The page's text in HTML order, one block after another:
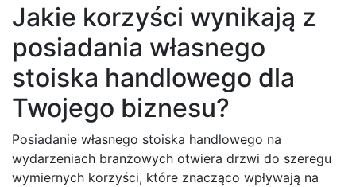
Jakie korzyści wynikają z
posiadania własnego
stoiska handlowego dla
Twojego biznesu?
Posiadanie własnego stoiska handlowego na
wydarzeniach branżowych otwiera drzwi do szeregu
wymiernych korzyści, które znacząco wpływają na